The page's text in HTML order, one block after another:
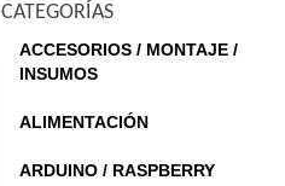
CATEGORÍAS
ACCESORIOS / MONTAJE /
INSUMOS
ALIMENTACIÓN
ARDUINO / RASPBERRY